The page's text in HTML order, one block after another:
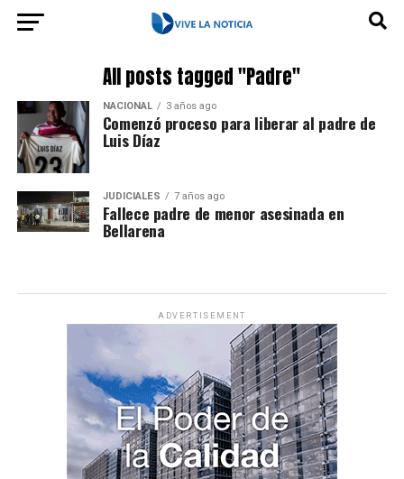
All posts tagged "Padre"
NACIONAL 3 años ago
Comenzó proceso para liberar al padre de
Luis Díaz
JUDICIALES 7 años ago
Fallece padre de menor asesinada en
Bellarena
ADVERTISEMENT